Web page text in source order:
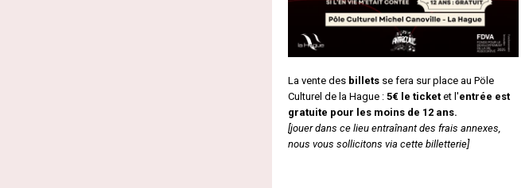
La vente des billets se fera sur place au Pöle
Culturel de la Hague : 5€ le ticket et l'entrée est
gratuite pour les moins de 12 ans.
[jouer dans ce lieu entraînant des frais annexes,
nous vous sollicitons via cette billetterie]